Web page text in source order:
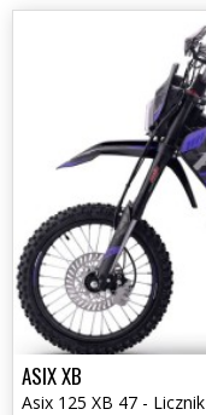
ASIX XB
Asix 125 XB 47 - Licznik